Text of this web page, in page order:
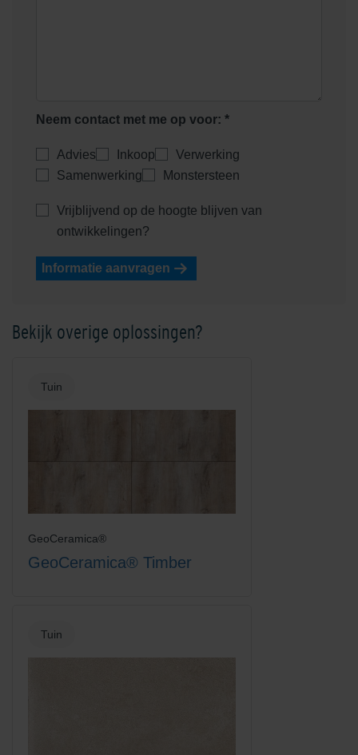
Neem contact met me op voor: *
Advies Inkoop
Verwerking
Samenwerking
Monstersteen
Vrijblijvend op de hoogte blijven van
ontwikkelingen?
Informatie aanvragen
Bekijk overige oplossingen?
Tuin
GeoCeramica®
GeoCeramica® Timber
Tuin